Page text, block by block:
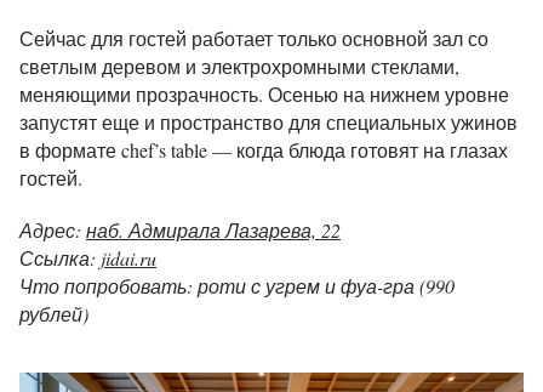
Сейчас для гостей работает только основной зал со
светлым деревом и электрохромными стеклами,
меняющими прозрачность. Осенью на нижнем уровне
запустят еще и пространство для специальных ужинов
в формате chef’s table — когда блюда готовят на глазах
гостей.
Адрес: наб. Адмирала Лазарева, 22
Ссылка: jidai.ru
Что попробовать: роти с угрем и фуа-гра (990
рублей)